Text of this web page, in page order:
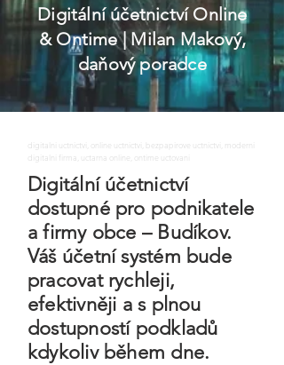
Digitální účetnictví Online
& Ontime| Milan Makový,
daňový poradce
digitalni uctnictvi, online uctnictvi, bezpapirove uctnictvi, moderni
digitalni firma, uctarna online, ontime uctovani
Digitální účetnictví
dostupné pro podnikatele
a firmy obce – Budíkov.
Váš účetní systém bude
pracovat rychleji,
efektivněji a s plnou
dostupností podkladů
kdykoliv během dne.